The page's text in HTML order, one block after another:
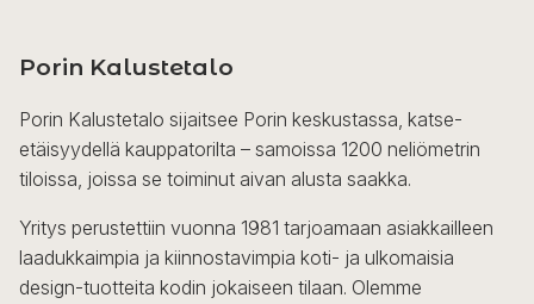
muunnelma.
tehdä
valinnat
tuotteen
sivulla.
Porin Kalustetalo
Porin Kalustetalo sijaitsee Porin keskustassa, katse-
etäisyydellä kauppatorilta – samoissa 1200 neliömetrin
tiloissa, joissa se toiminut aivan alusta saakka.
Yritys perustettiin vuonna 1981 tarjoamaan asiakkailleen
laadukkaimpia ja kiinnostavimpia koti- ja ulkomaisia
design-tuotteita kodin jokaiseen tilaan. Olemme